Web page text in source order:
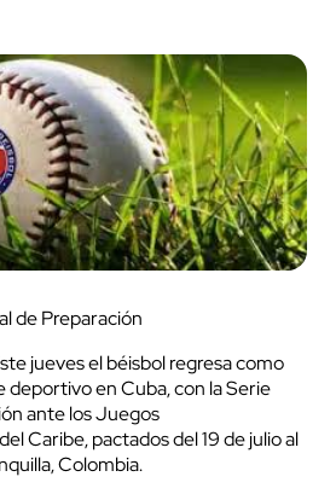
de Preparación
jueves el béisbol regresa como
deportivo en Cuba, con la Serie
ante los Juegos
Caribe, pactados del 19 de julio al
Colombia.